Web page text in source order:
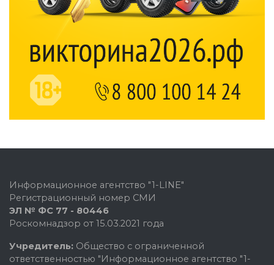
Информационное агентство "1-LINE"
Регистрационный номер СМИ
ЭЛ № ФС 77 - 80446
Роскомнадзор от 15.03.2021 года
Учредитель: Общество с ограниченной
ответственностью "Информационное агентство "1-